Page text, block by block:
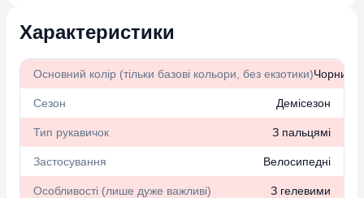
Характеристики
Основний колір (тільки базові кольори, без екзотики)Чорний
Сезон Демісезон
Тип рукавичок З пальцямі
Застосування Велосипедні
Особливості (лише дуже важливі)
З гелевими